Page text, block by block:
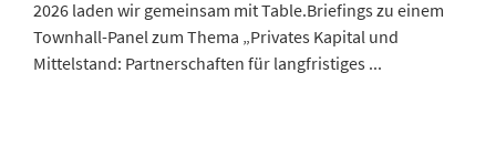
2026 laden wir gemeinsam mit Table.Briefings zu einem
Townhall-Panel zum Thema „Privates Kapital und
Mittelstand: Partnerschaften für langfristiges ...